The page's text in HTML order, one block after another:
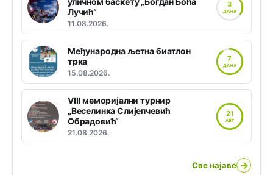
Лучић“
11.08.2026.
3
ДАНА
Међународна љетна биатлон
трка
15.08.2026.
7
ДАНА
VIII меморијални турнир
„Веселинка Слијепчевић
Обрадовић“
21.08.2026.
21
АВГ
Све најаве →